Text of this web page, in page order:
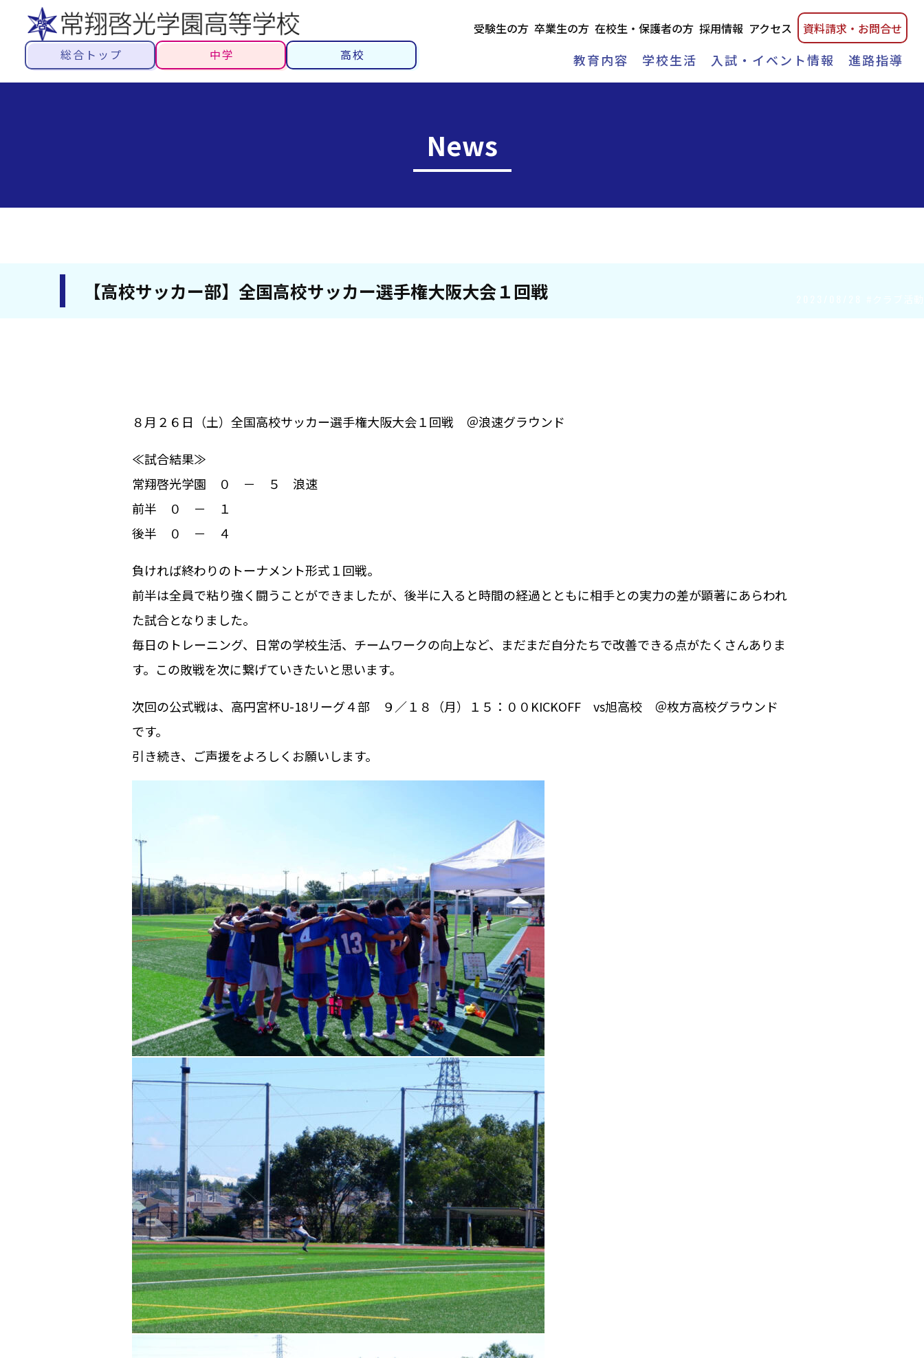
総合トップ 中学 高校
受験生の方 卒業生の方 在校生・保護者の方 採用情報 アクセス 資料請求・ お問合せ
教育内容 学校生活 入試・イベント情報 進路指導
News
【高校サッカー部】全国高校サッカー選手権大阪大会１回戦
８月２６日（土）全国高校サッカー選手権大阪大会１回戦 ＠浪速グラウンド
≪試合結果≫
常翔啓光学園 ０ － ５ 浪速
前半 ０ － １
後半 ０ － ４
負ければ終わりのトーナメント形式１回戦。
前半は全員で粘り強く闘うことができましたが、後半に入ると時間の経過とともに相手との実力の差が顕著にあらわれ
た試合となりました。
毎日のトレーニング、日常の学校生活、チームワークの向上など、まだまだ自分たちで改善できる点がたくさんありま
す。この敗戦を次に繋げていきたいと思います。
次回の公式戦は、高円宮杯U-18リーグ４部 ９／１８（月）１５：００KICKOFF vs旭高校 ＠枚方高校グラウンド
です。
引き続き、ご声援をよろしくお願いします。